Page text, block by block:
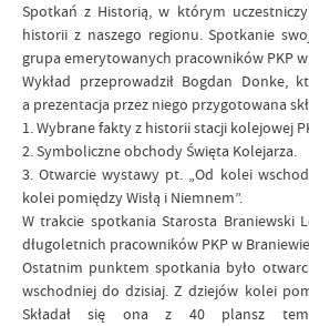
Spotkań z Historią, w którym
historii z naszego regionu. Spotkanie
grupa emerytowanych pracowników PKP
Wykład przeprowadził Bogdan Donke,
a prezentacja przez niego przygotowana
1. Wybrane fakty z historii stacji kolejowej
2. Symboliczne obchody Święta Kolejarza.
3. Otwarcie wystawy pt. „Od kolei
kolei pomiędzy Wisłą i Niemnem”.
W trakcie spotkania Starosta Braniewski
długoletnich pracowników PKP w
Ostatnim punktem spotkania było
wschodniej do dzisiaj. Z dziejów kolei
Składał się ona z 40 plansz